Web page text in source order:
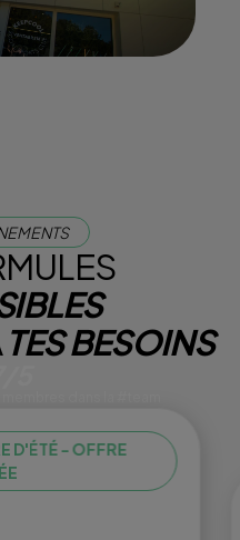
TES BESOINS
D'ÉTÉ - OFFRE